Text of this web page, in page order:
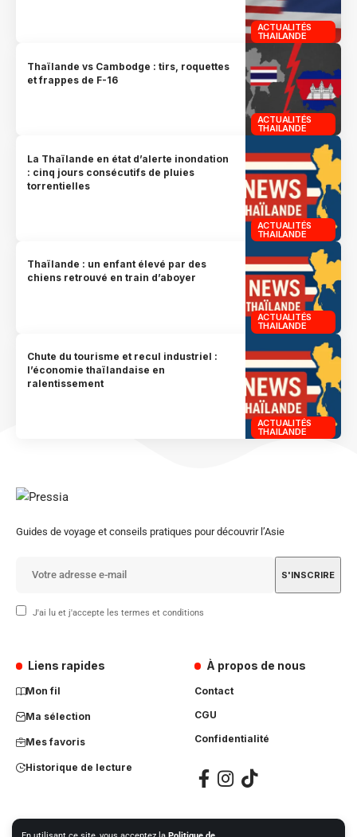
ACTUALITÉS
THAILANDE
ACTUALITÉS
THAILANDE
Thaïlande vs Cambodge : tirs, roquettes
et frappes de F-16
ACTUALITÉS
THAILANDE
La Thaïlande en état d’alerte inondation
: cinq jours consécutifs de pluies
torrentielles
ACTUALITÉS
THAILANDE
Thaïlande : un enfant élevé par des
chiens retrouvé en train d’aboyer
ACTUALITÉS
THAILANDE
Chute du tourisme et recul industriel :
l’économie thaïlandaise en
ralentissement
Guides de voyage et conseils pratiques pour découvrir l’Asie
J'ai lu et j'accepte les termes et conditions
Liens rapides
Mon fil
Ma sélection
Mes favoris
Historique de lecture
À propos de nous
Contact
CGU
Confidentialité